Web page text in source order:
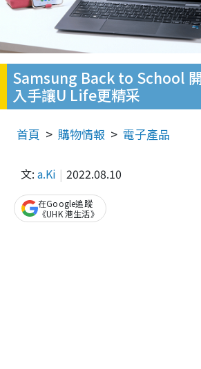
Samsung Back to School
入手讓U Life更精采
首頁 購物情報 電子產品
文: a.Ki 2022.08.10
在Google追蹤
《UHK 港生活》